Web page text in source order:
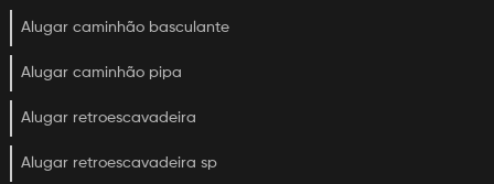
Alugar caminhão basculante
Alugar caminhão pipa
Alugar retroescavadeira
Alugar retroescavadeira sp